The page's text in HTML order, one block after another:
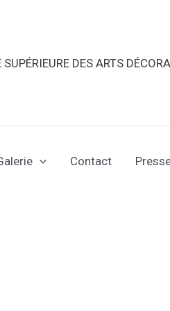
DES ARTS
Contact